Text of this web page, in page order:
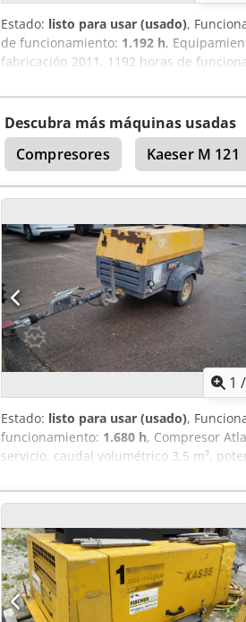
Estado: listo para usar (usado),
de funcionamiento: 1.192 h,
fabricación 2011, 1192 horas de
12,5 kVA, conexiones 1 x 230 voltios, 2
disponible, el fusible se funde al
SMF-MR Dcsdpev Rbufofx Abijk
Descubra más máquinas usadas
Compresores
Kaeser M 121
1 /
Estado: listo para usar (usado),
funcionamiento: 1.680 h, Compresor
servicio, caudal volumétrico 3,5 m³,
Nº de serie YA3062560C0250310